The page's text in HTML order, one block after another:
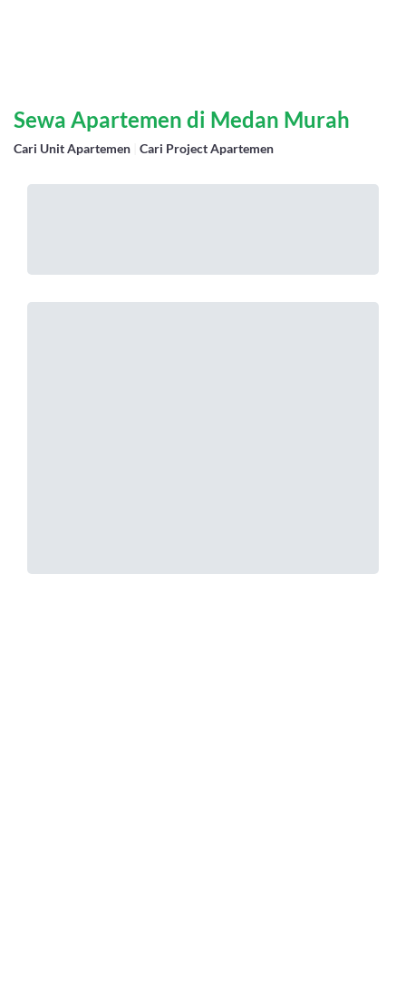
Sewa Apartemen di Medan Murah
Cari Unit Apartemen Cari Project Apartemen